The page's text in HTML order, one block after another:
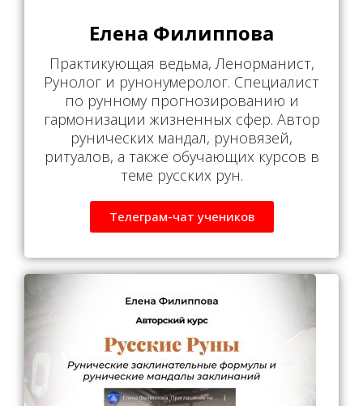
Елена Филиппова
Практикующая ведьма, Ленорманист,
Рунолог и рунонумеролог. Специалист
по рунному прогнозированию и
гармонизации жизненных сфер. Автор
рунических мандал, руновязей,
ритуалов, а также обучающих курсов в
теме русских рун.
Телеграм-чат учеников